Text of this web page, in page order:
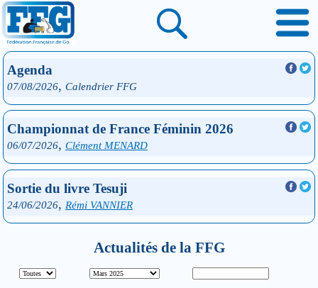
Agenda
07/08/2026, Calendrier FFG
Championnat de France Féminin 2026
06/07/2026, Clément MENARD
Sortie du livre Tesuji
24/06/2026, Rémi VANNIER
Actualités de la FFG